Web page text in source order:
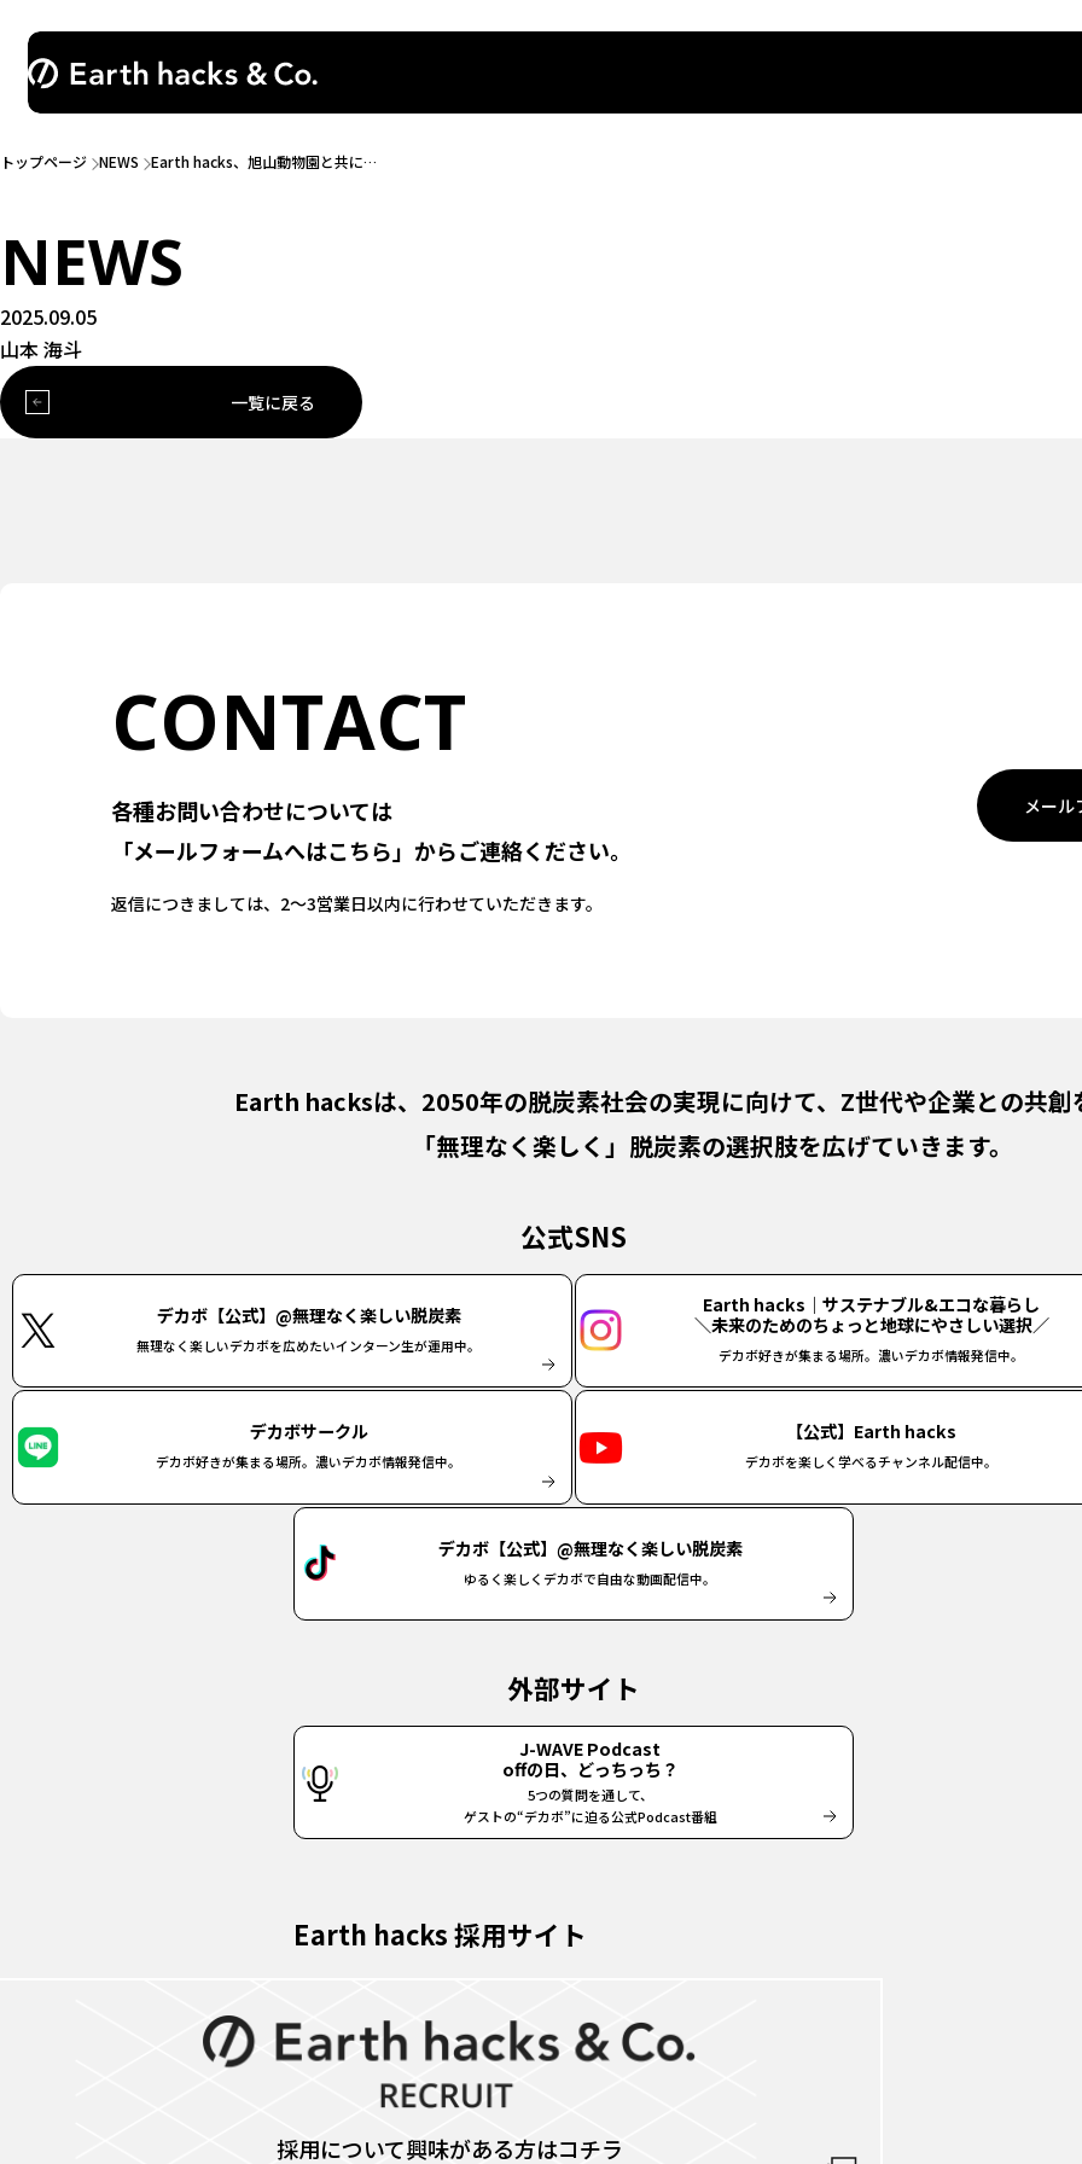
トップページ NEWS Earth hacks、旭山動物園と共に…
NEWS
2025.09.05
山本 海斗
一覧に戻る
CONTACT
各種お問い合わせについては
「メールフォームへはこちら」 からご連絡ください。
返信につきましては、 2〜3営業日以内に行わせていただきます。
メール
Earth hacksは、 2050年の脱炭素社会の実現に向けて、 Z世代や企業との共創
「無理なく楽しく」脱炭素の選択肢を広げていきます。
公式SNS
デカボ【公式】@無理なく楽しい脱炭素
無理なく楽しいデカボを広めたいインターン生が運用中。
Earth hacks｜サステナブル&エコな暮らし
＼未来のためのちょっと地球にやさしい選択／
デカボ好きが集まる場所。濃いデカボ情報発信中。
デカボサークル
デカボ好きが集まる場所。濃いデカボ情報発信中。
【公式】Earth hacks
デカボを楽しく学べるチャンネル配信中。
デカボ【公式】@無理なく楽しい脱炭素
ゆるく楽しくデカボで自由な動画配信中。
外部サイト
J-WAVE Podcast
offの日、どっちっち？
5つの質問を通して、
ゲストの“デカボ”に迫る公式Podcast番組
Earth hacks 採用サイト
採用について興味がある方はコチラ